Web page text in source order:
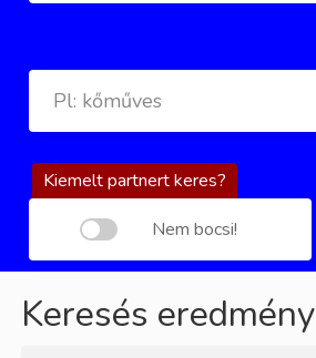
Kiemelt partnert keres?
Nem bocsi!
Keresés